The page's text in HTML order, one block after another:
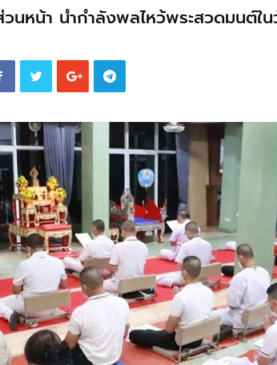
นหน้า นำกำลังพลไหว้พระสวดมนต์ใน